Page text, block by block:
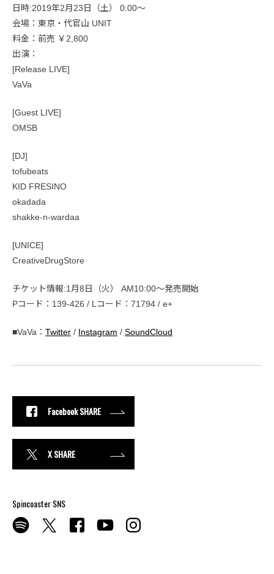
日時:2019年2月23日（土） 0:00〜
会場：東京・代官山 UNIT
料金：前売 ￥2,800
出演：
[Release LIVE]
VaVa
[Guest LIVE]
OMSB
[DJ]
tofubeats
KID FRESINO
okadada
shakke-n-wardaa
[UNICE]
CreativeDrugStore
チケット情報:1月8日（火） AM10:00〜発売開始
Pコード：139-426 / Lコード：71794 / e+
■VaVa： Twitter / Instagram / SoundCloud
Facebook SHARE
X SHARE
Spincoaster SNS